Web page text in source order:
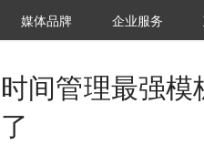
媒体品牌 36Kr研究院
企业服务
时间管理最强
了